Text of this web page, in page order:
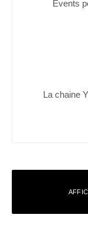
Events
La chaine